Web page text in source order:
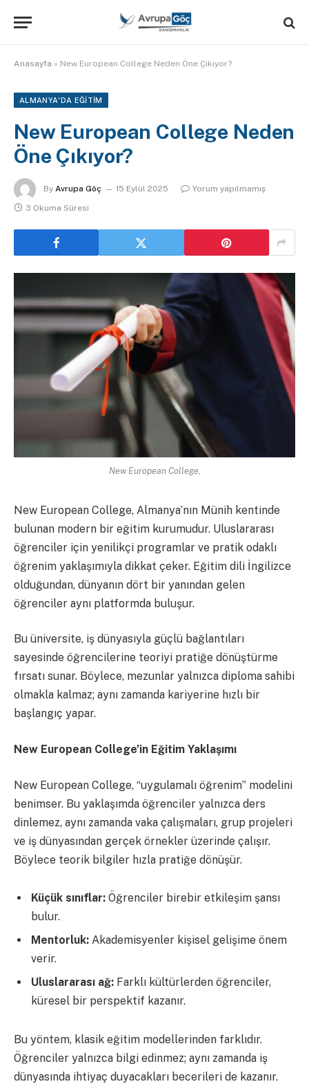
Anasayfa » New European College Neden Öne Çıkıyor?
ALMANYA'DA EĞITIM
New European College Neden
Öne Çıkıyor?
By Avrupa Göç 15 Eylül 2025
Yorum yapılmamış
3 Okuma Süresi
New European College,
New European College, Almanya’nın Münih kentinde
bulunan modern bir eğitim kurumudur. Uluslararası
öğrenciler için yenilikçi programlar ve pratik odaklı
öğrenim yaklaşımıyla dikkat çeker. Eğitim dili İngilizce
olduğundan, dünyanın dört bir yanından gelen
öğrenciler aynı platformda buluşur.
Bu üniversite, iş dünyasıyla güçlü bağlantıları
sayesinde öğrencilerine teoriyi pratiğe dönüştürme
fırsatı sunar. Böylece, mezunlar yalnızca diploma sahibi
olmakla kalmaz; aynı zamanda kariyerine hızlı bir
başlangıç yapar.
New European College’in Eğitim Yaklaşımı
New European College, “uygulamalı öğrenim” modelini
benimser. Bu yaklaşımda öğrenciler yalnızca ders
dinlemez, aynı zamanda vaka çalışmaları, grup projeleri
ve iş dünyasından gerçek örnekler üzerinde çalışır.
Böylece teorik bilgiler hızla pratiğe dönüşür.
Küçük sınıflar: Öğrenciler birebir etkileşim şansı
bulur.
Mentorluk: Akademisyenler kişisel gelişime önem
verir.
Uluslararası ağ: Farklı kültürlerden öğrenciler,
küresel bir perspektif kazanır.
Bu yöntem, klasik eğitim modellerinden farklıdır.
Öğrenciler yalnızca bilgi edinmez; aynı zamanda iş
dünyasında ihtiyaç duyacakları becerileri de kazanır.